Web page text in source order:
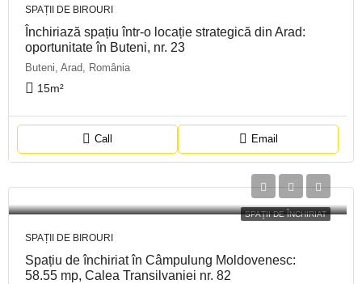
SPAȚII DE BIROURI
Închiriază spațiu într-o locație strategică din Arad:
oportunitate în Buteni, nr. 23
Buteni, Arad, România
15m²
Call Email
SPAȚII DE ÎNCHIRIAT
SPAȚII DE BIROURI
Spațiu de închiriat în Câmpulung Moldovenesc:
58.55 mp, Calea Transilvaniei nr. 82